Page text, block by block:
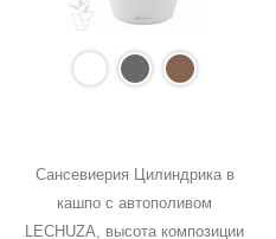
Сансевиерия Цилиндрика в
кашпо с автополивом
LECHUZA, высота композиции